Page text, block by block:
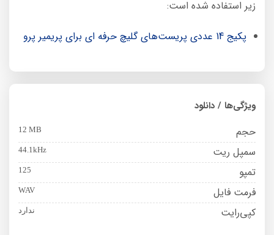
زیر استفاده شده است:
پکیج 14 عددی پریست‌های گلیچ حرفه ای برای پریمیر پرو
ویژگی‌ها / دانلود
حجم 12 MB
سمپل ریت 44.1kHz
تمپو 125
فرمت فایل WAV
کپی‌رایت ندارد